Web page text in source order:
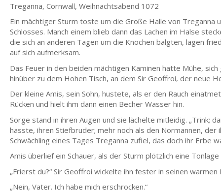
Treganna, Cornwall, Weihnachtsabend 1072
Ein mächtiger Sturm toste um die Große Halle von
Schlosses. Manch einem blieb dann das Lachen im Halse
die sich an anderen Tagen um die Knochen balgten, lagen
auf sich aufmerksam.
Das Feuer in den beiden mächtigen Kaminen hatte Mühe,
hinüber zu dem Hohen Tisch, an dem Sir Geoffroi, der neue
Der kleine Amis, sein Sohn, hustete, als er den Rauch
Rücken und hielt ihm dann einen Becher Wasser hin.
Sorge stand in ihren Augen und sie lächelte mitleidig. „Trink;
hasste, ihren Stiefbruder; mehr noch als den Normannen,
Schwächling eines Tages Treganna zufiel, das doch ihr Erbe
Amis überlief ein Schauer, als der Sturm plötzlich eine
„Frierst du?“ Sir Geoffroi wickelte ihn fester in seinen warmen
„Nein, Vater. Ich habe mich erschrocken.“